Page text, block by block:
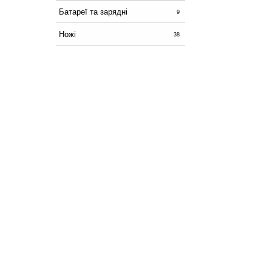
Батареї та зарядні 9
Ножі 38